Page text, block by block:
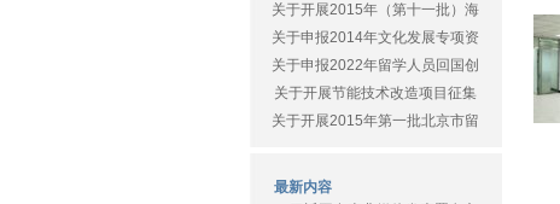
关于开展2015年（第十一批）海
关于申报2014年文化发展专项资
关于申报2022年留学人员回国创
关于开展节能技术改造项目征集
关于开展2015年第一批北京市留
最新内容